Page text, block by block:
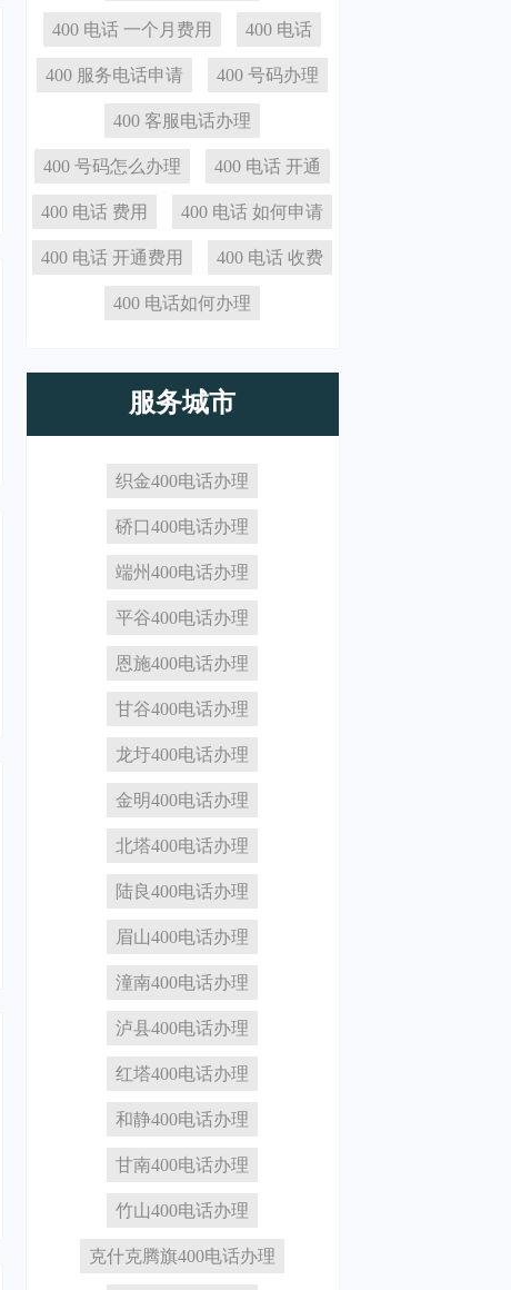
400 电话 一个月费用 400 电话
400 服务电话申请 400 号码办理
400 客服电话办理
400 号码怎么办理 400 电话 开通
400 电话 费用 400 电话 如何申请
400 电话 开通费用 400 电话 收费
400 电话如何办理
服务城市
织金400电话办理
硚口400电话办理
端州400电话办理
平谷400电话办理
恩施400电话办理
甘谷400电话办理
龙圩400电话办理
金明400电话办理
北塔400电话办理
陆良400电话办理
眉山400电话办理
潼南400电话办理
泸县400电话办理
红塔400电话办理
和静400电话办理
甘南400电话办理
竹山400电话办理
克什克腾旗400电话办理